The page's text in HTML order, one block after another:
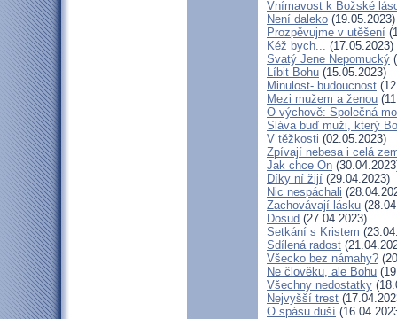
Vnímavost k Božské
Není daleko (19.05.2023)
Prozpěvujme v utěšení
Kéž bych... (17.05.2023)
Svatý Jene Nepomucký
Líbit Bohu (15.05.2023)
Minulost- budoucnost
Mezi mužem a ženou
O výchově: Společná
Sláva buď muži, který
V těžkosti (02.05.2023)
Zpívají nebesa i celá
Jak chce On
Díky ní žijí (29.04.2023)
Nic nespáchali
Zachovávají lásku
Dosud (27.04.2023)
Setkání s Kristem
Sdílená radost
Všecko bez námahy?
Ne člověku, ale Bohu
Všechny nedostatky
Nejvyšší trest
O spásu duší